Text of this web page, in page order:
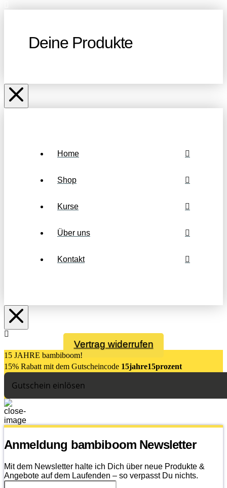
Deine Produkte
Home
Shop
Kurse
Über uns
Kontakt
Vertrag widerrufen
15 JAHRE bambiboom!
15% Rabatt mit dem Gutscheincode 15jahre15prozent
Gutschein einlösen
Anmeldung bambiboom Newsletter
Mit dem Newsletter halte ich Dich über neue Produkte &
Angebote auf dem Laufenden – so verpasst Du nichts.